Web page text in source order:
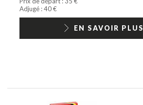
Adjugé : 40 €
EN SAVOIR PLUS